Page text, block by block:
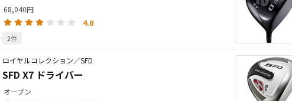
68,040円
4.0
2件
ロイヤルコレクション／SFD
SFD X7 ドライバー
オープン